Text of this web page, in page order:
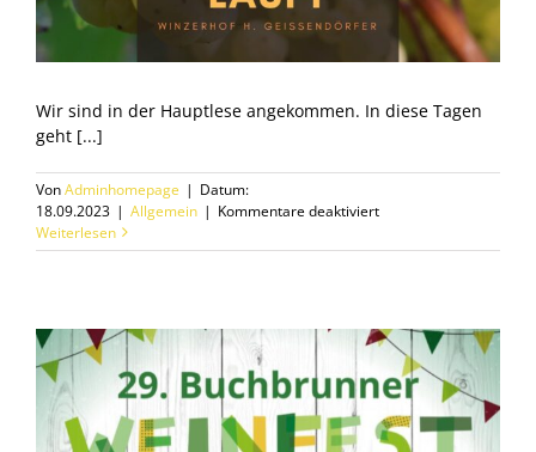
Wir sind in der Hauptlese angekommen. In diese Tagen
geht [...]
VonAdminhomepage | Datum:
18.09.2023 | Allgemein | Kommentare deaktiviertfür
Weinlese
Weiterlesen